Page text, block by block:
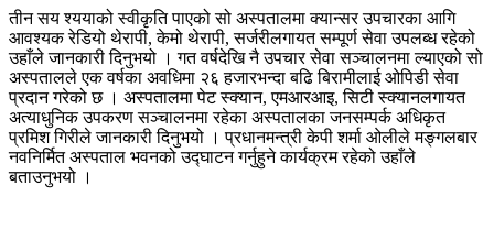
तीन सय श्ययाको स्वीकृति पाएको सो अस्पतालमा क्यान्सर उपचारका आगि
आवश्यक रेडियो थेरापी, केमो थेरापी, सर्जरीलगायत सम्पूर्ण सेवा उपलब्ध रहेको
उहाँले जानकारी दिनुभयो । गत वर्षदेखि नै उपचार सेवा सञ्चालनमा ल्याएको सो
अस्पतालले एक वर्षका अवधिमा २६ हजारभन्दा बढि बिरामीलाई ओपिडी सेवा
प्रदान गरेको छ । अस्पतालमा पेट स्क्यान, एमआरआइ, सिटी स्क्यानलगायत
अत्याधुनिक उपकरण सञ्चालनमा रहेका अस्पतालका जनसम्पर्क अधिकृत
प्रमिश गिरीले जानकारी दिनुभयो । प्रधानमन्त्री केपी शर्मा ओलीले मङ्गलबार
नवनिर्मित अस्पताल भवनको उद्घाटन गर्नुहुने कार्यक्रम रहेको उहाँले
बताउनुभयो ।